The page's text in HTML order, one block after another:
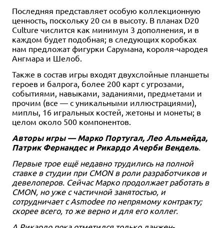
Последняя представляет особую коллекционную
ценность, поскольку 20 см в высоту. В планах D20
Culture числится как минимум 3 дополнения, и в
каждом будет подобная; в следующих коробках
нам предложат фигурки Сарумана, короля-чародея
Ангмара и Шелоб.
Также в состав игры входят двухслойные планшеты
героев и балрога, более 200 карт с угрозами,
событиями, навыками, заданиями, предметами и
прочим (все — с уникальными иллюстрациями),
миплы, 16 игральных костей, жетоны и монеты; в
целом около 500 компонентов.
Авторы игры — Марко Португал, Лео Альмейда,
Патрик Фернандес и Рикардо Ачерби Вендель.
Первые трое ещё недавно трудились на полной
ставке в студии при CMON в роли разработчиков и
девелоперов. Сейчас Марко продолжает работать в
CMON, но уже с частичной занятостью, и
сотрудничает с Asmodee по непрямому контракту;
скорее всего, то же верно и для его коллег.